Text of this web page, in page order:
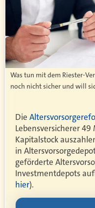
Was tun mit dem Riester-
noch nicht sicher und will
Die
Lebensversicherer
Kapitalstock
in
geförderte
Investmentdepots
hier).